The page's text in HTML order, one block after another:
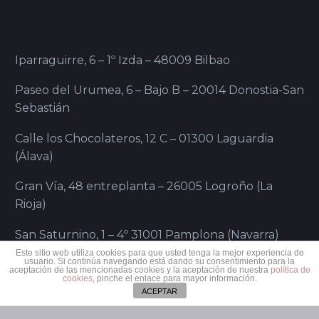
Iparraguirre, 6 – 1º Izda – 48009 Bilbao
Paseo del Urumea, 6 – Bajo B – 20014 Donostia-San
Sebastián
Calle los Chocolateros, 12 C – 01300 Laguardia
(Álava)
Gran Vía, 48 entreplanta – 26005 Logroño (La
Rioja)
San Saturnino, 1 – 4º 31001 Pamplona (Navarra)
Este sitio web utiliza cookies para que usted tenga la mejor experiencia de
usuario. Si continúa navegando está dando su consentimiento para la
aceptación de las mencionadas cookies y la aceptación de nuestra política de
cookies, pinche el enlace para mayor información.
ACEPTAR